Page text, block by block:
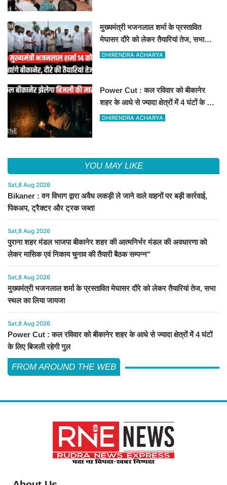
मुख्यमंत्री भजनलाल शर्मा के प्रस्तावित
मेघासर दौरे को लेकर तैयारियां तेज, सभा
स्थल का लिया जायजा
DHIRENDRA ACHARYA
Power Cut : कल रविवार को बीकानेर
शहर के आधे से ज्यादा क्षेत्रों में 4 घंटों के लिए
बिजली रहेगी गुल
DHIRENDRA ACHARYA
YOU MAY LIKE
Sat,8 Aug 2026
Bikaner : वन विभाग द्वारा अवैध लकड़ी ले जाने वाले वाहनों पर बड़ी कार्रवाई,
पिकअप, ट्रैक्टर और ट्रक जब्त!
Sat,8 Aug 2026
पुराना शहर मंडल भाजपा बीकानेर शहर की आत्मनिर्भर मंडल की अवधारणा को
लेकर मासिक एवं निकाय चुनाव की तैयारी बैठक सम्पन्न"
Sat,8 Aug 2026
मुख्यमंत्री भजनलाल शर्मा के प्रस्तावित मेघासर दौरे को लेकर तैयारियां तेज, सभा
स्थल का लिया जायजा
Sat,8 Aug 2026
Power Cut : कल रविवार को बीकानेर शहर के आधे से ज्यादा क्षेत्रों में 4 घंटों
के लिए बिजली रहेगी गुल
FROM AROUND THE WEB